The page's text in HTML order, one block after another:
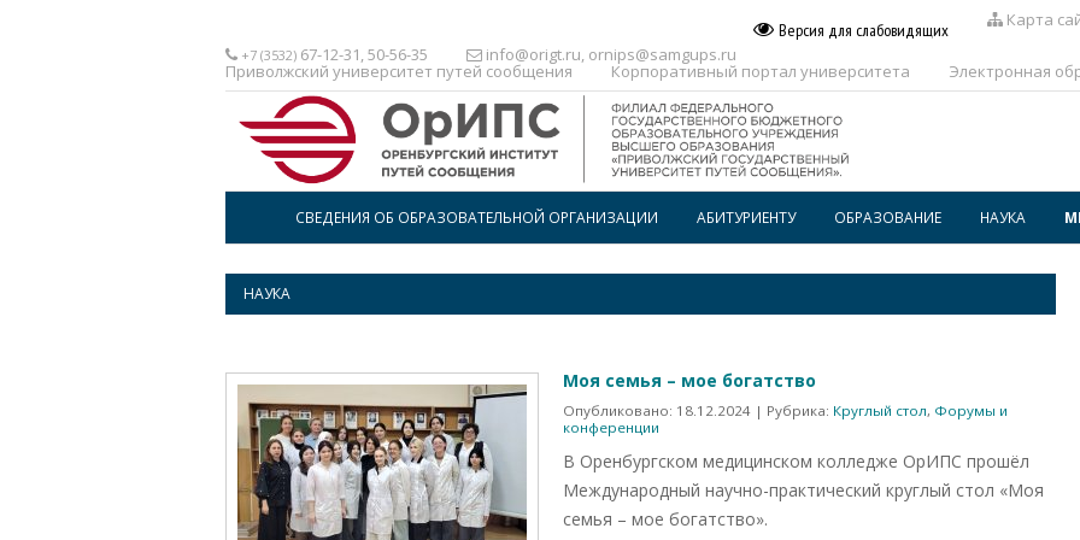
Версия для слабовидящих Карта
+7 (3532) 67-12-31, 50-56-35 info@origt.ru, ornips@samgups.ru
Приволжский университет путей сообщения Корпоративный портал университета Электронная
СВЕДЕНИЯ ОБ ОБРАЗОВАТЕЛЬНОЙ ОРГАНИЗАЦИИ АБИТУРИЕНТУ
ГОСПОДДЕРЖКА
ОБРАЗОВАНИЕ
ВОСПИТАТЕЛЬНАЯ РАБОТА
НАУКА
НАУКА
Моя семья – мое богатство
Опубликовано: 18.12.2024 | Рубрика: Круглый стол, Форумы и
конференции
В Оренбургском медицинском колледже ОрИПС прошёл
Международный научно-практический круглый стол «Моя
семья – мое богатство».